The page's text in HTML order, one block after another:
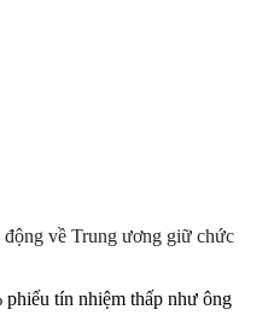
về Trung ương giữ chức
tín nhiệm thấp như ông